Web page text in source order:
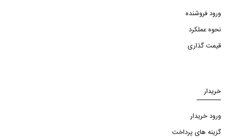
ورود فروشنده
نحوه عملکرد
قیمت گذاری
خریدار
ورود خریدار
گزینه های پرداخت